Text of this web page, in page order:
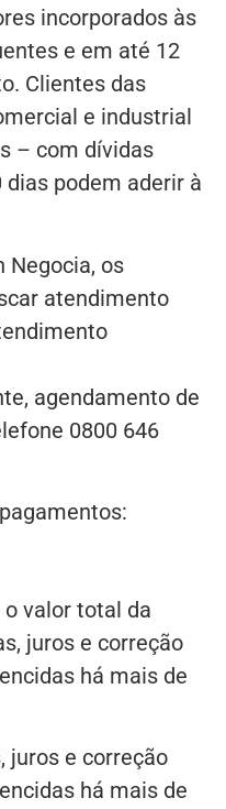
incorporados às
e em até 12
Clientes das
e industrial
– com dívidas
podem aderir à
Negocia, os
atendimento
agendamento de
0800 646
o valor total da
juros e correção
há mais de
juros e correção
há mais de